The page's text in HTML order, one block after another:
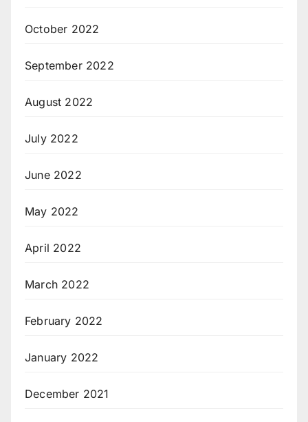
October 2022
September 2022
August 2022
July 2022
June 2022
May 2022
April 2022
March 2022
February 2022
January 2022
December 2021